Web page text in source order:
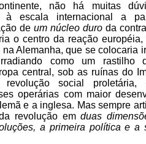
não há muitas
à escala internacional a
de um núcleo duro da
o centro da reação
Alemanha, que se colocaria
como um rastilho
central, sob as ruínas do
social proletária,
operárias com maior
e a inglesa. Mas sempre
revolução emduas
a primeira política e a